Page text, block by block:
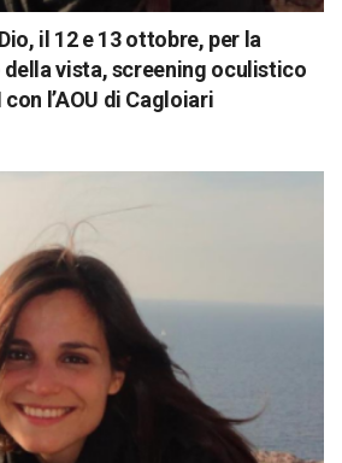
il 12 e 13 ottobre, per la
vista, screening oculistico
l’AOU di Cagloiari